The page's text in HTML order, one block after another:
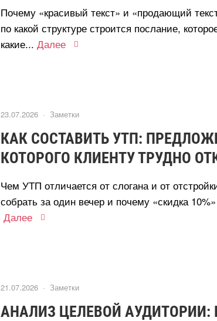
Почему «красивый текст» и «продающий
по какой структуре строится послание,
какие... Далее
23.07.2026 · Заметки
КАК СОСТАВИТЬ УТП:
КОТОРОГО КЛИЕНТУ ТРУДНО
Чем УТП отличается от слогана и от
собрать за один вечер и почему «скидка
Далее
21.07.2026 · Заметки
АНАЛИЗ ЦЕЛЕВОЙ АУДИТОРИИ: